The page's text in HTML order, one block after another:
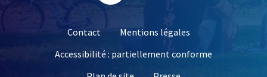
Contact
Mentions légales
Accessibilité : partiellement conforme